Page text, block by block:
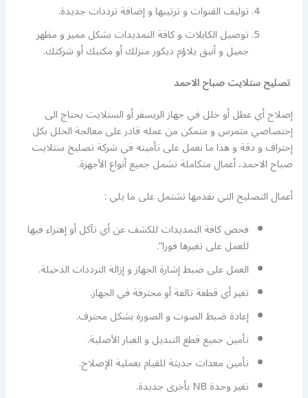
توليف القنوات و ترتيبها و إضافة ترددات جديدة.
توصيل الكابلات و كافة التمديدات بشكل مميز و مظهر
جميل و أنيق يلاؤم ديكور منزلك أو مكتبك أو شركتك.
تصليح ستلايت صباح الاحمد
إصلاح أي عطل أو خلل في جهاز الريسفر أو الستلايت يحتاج الى
إختصاصي متمرس و متمكن من عمله قادر على معالجة الخلل بكل
إحتراف و دقة و هذا ما نعمل على تأمينه في شركة تصليح ستلايت
صباح الاحمد، أعمال متكاملة تشمل جميع أنواع الأجهزة.
أعمال التصليح التي نقدمها تشتمل على ما يلي :
فحص كافة التمديدات للكشف عن أي تآكل أو إهتراء فيها
للعمل على تغيرها فورا”.
العمل على ضبط إشارة الجهاز و إزالة الترددات الدخيلة.
تغير أي قطعة تالفة أو محترقة في الجهاز.
إعادة ضبط الصوت و الصورة بشكل محترف.
تأمين جميع قطع التبديل و الغيار الأصلية.
تأمين معدات حديثة للقيام بعملية الإصلاح.
تغير وحدة NB بأخرى جديدة.